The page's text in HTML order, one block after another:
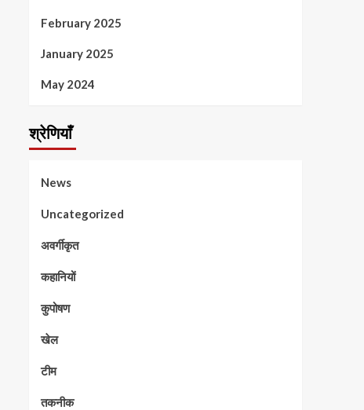
February 2025
January 2025
May 2024
श्रेणियाँ
News
Uncategorized
अवर्गीकृत
कहानियों
कुपोषण
खेल
टीम
तकनीक